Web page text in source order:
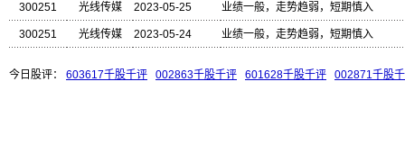
300251 光线传媒 2023-05-25 业绩一般，走势趋弱，短期慎入
300251 光线传媒 2023-05-24 业绩一般，走势趋弱，短期慎入
今日股评： 603617千股千评 002863千股千评 601628千股千评 002871千股